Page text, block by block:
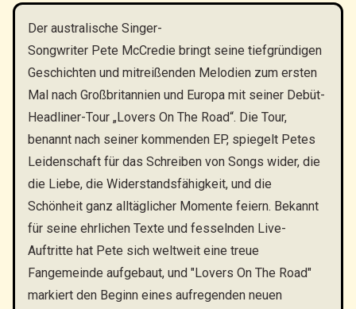
Der australische Singer-
Songwriter Pete McCredie bringt seine tiefgründigen
Geschichten und mitreißenden Melodien zum ersten
Mal nach Großbritannien und Europa mit seiner Debüt-
Headliner-Tour „Lovers On The Road“. Die Tour,
benannt nach seiner kommenden EP, spiegelt Petes
Leidenschaft für das Schreiben von Songs wider, die
die Liebe, die Widerstandsfähigkeit, und die
Schönheit ganz alltäglicher Momente feiern. Bekannt
für seine ehrlichen Texte und fesselnden Live-
Auftritte hat Pete sich weltweit eine treue
Fangemeinde aufgebaut, und "Lovers On The Road"
markiert den Beginn eines aufregenden neuen